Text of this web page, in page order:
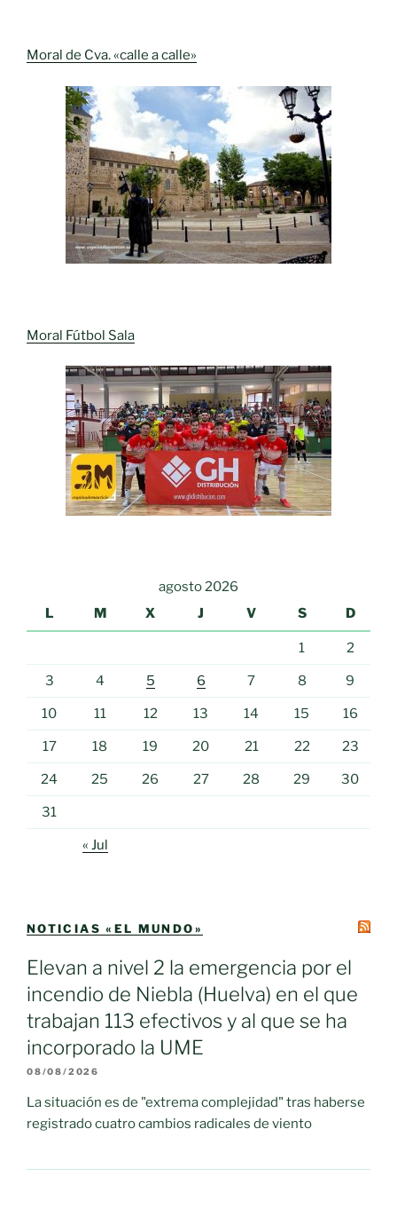
Moral de Cva. «calle a calle»
Moral Fútbol Sala
agosto 2026
L
M X J V S D
1 2
3 4 5 6 7 8 9
10 11 12 13 14 15 16
17 18 19 20 21 22 23
24 25 26 27 28 29 30
31
« Jul
NOTICIAS «EL MUNDO»
Elevan a nivel 2 la emergencia por el
incendio de Niebla (Huelva) en el que
trabajan 113 efectivos y al que se ha
incorporado la UME
08/08/2026
La situación es de "extrema complejidad" tras haberse
registrado cuatro cambios radicales de viento